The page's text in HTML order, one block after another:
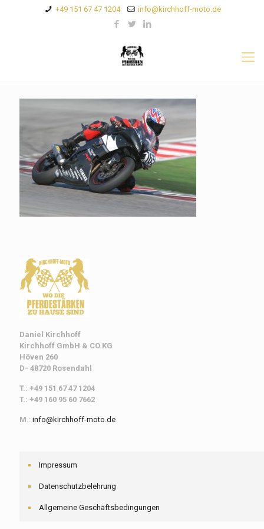
+49 151 67 47 1204 info@kirchhoff-moto.de
Daniel Kirchhoff
Kirchhoff GmbH & CO.KG
Höven 260
D- 48720 Rosendahl
T.: +49 151 67 47 1204
T.: +49 160 95 60 7662
M.: info@kirchhoff-moto.de
Impressum
Datenschutzbelehrung
Allgemeine Geschäftsbedingungen